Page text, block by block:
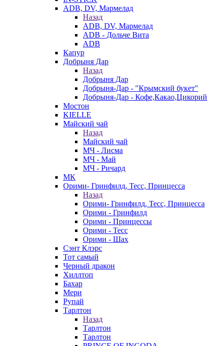
ADB, DV, Мармелад
Назад
ADB, DV, Мармелад
ADB - Дольче Вита
ADB
Капур
Добрыня Дар
Назад
Добрыня Дар
Добрыня-Дар - "Крымский букет"
Добрыня-Дар - Кофе,Какао,Цикорий
Мостон
KIELLE
Майский чай
Назад
Майский чай
МЧ - Лисма
МЧ - Май
МЧ - Ричард
МК
Орими- Гринфилд, Тесс, Принцесса
Назад
Орими- Гринфилд, Тесс, Принцесса
Орими - Гринфилд
Орими - Принцессы
Орими - Тесс
Орими - Шах
Сэнт Клэрс
Тот самый
Черный дракон
Хиллтоп
Бахар
Мери
Рупай
Тарлтон
Назад
Тарлтон
Тарлтон